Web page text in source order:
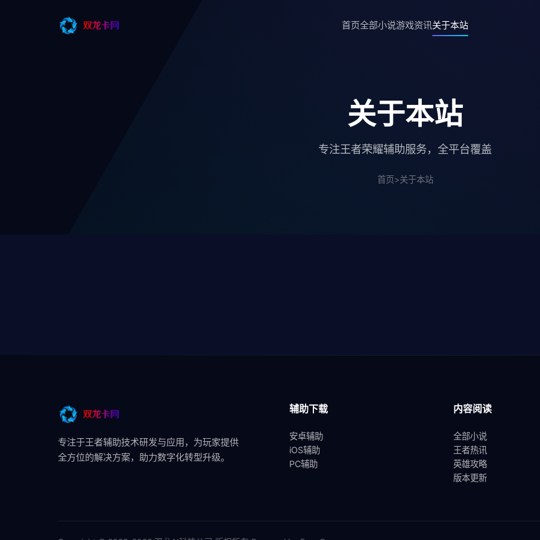
首页全部小说游戏资讯关于本站
关于本站
专注王者荣耀辅助服务，全平台覆盖
首页>关于本站
专注于王者辅助技术研发与应用，为玩家提供
全方位的解决方案，助力数字化转型升级。
辅助下载
安卓辅助
iOS辅助
PC辅助
内容阅读
全部小说
王者热讯
英雄攻略
版本更新